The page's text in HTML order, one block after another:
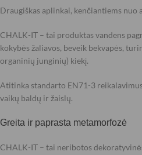
Draugiškas aplinkai, kenčiantiems nuo
CHALK-IT – tai produktas vandens
kokybės žaliavos, beveik bekvapės,
organinių junginių) kiekį.
Atitinka standarto EN71-3
vaikų baldų ir žaislų.
Greita ir paprasta metamorfozė
CHALK-IT – tai neribotos